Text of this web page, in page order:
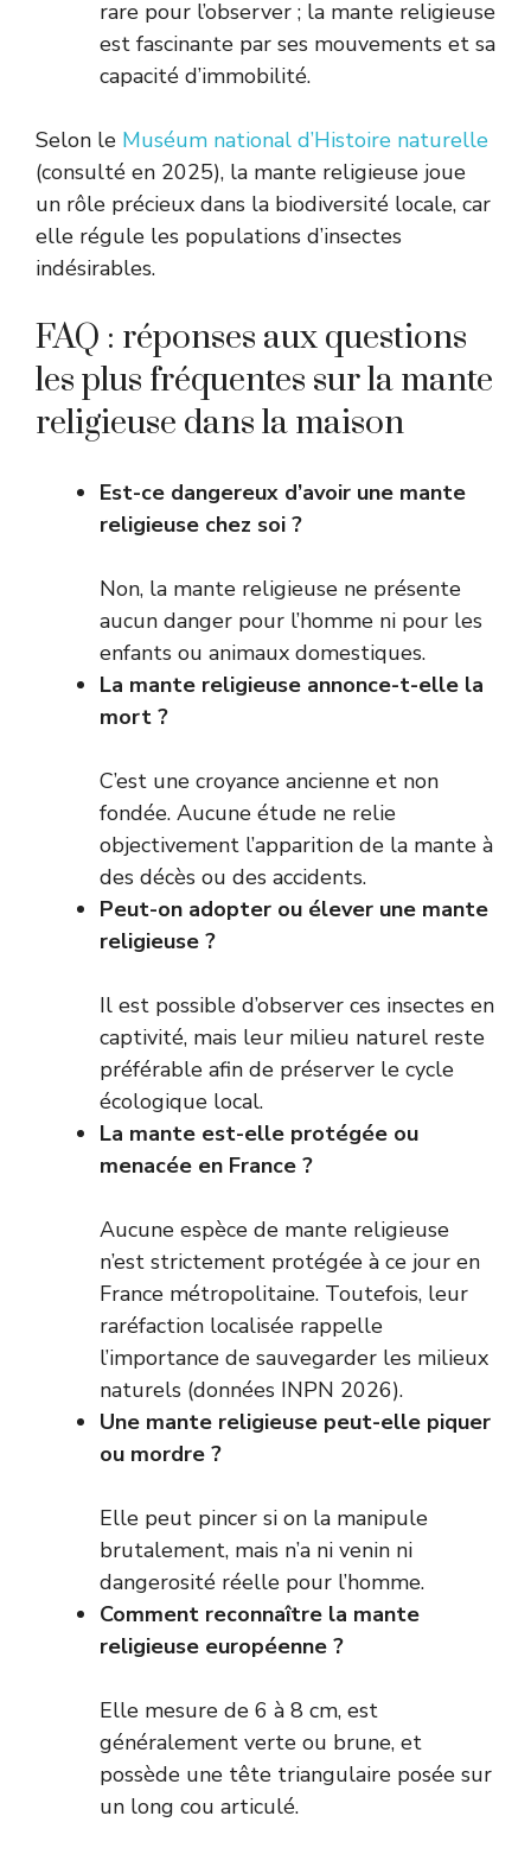
rare pour l’observer ; la mante religieuse
est fascinante par ses mouvements et sa
capacité d’immobilité.
Selon le Muséum national d’Histoire naturelle
(consulté en 2025), la mante religieuse joue
un rôle précieux dans la biodiversité locale, car
elle régule les populations d’insectes
indésirables.
FAQ : réponses aux questions
les plus fréquentes sur la mante
religieuse dans la maison
Est-ce dangereux d’avoir une mante
religieuse chez soi ?
Non, la mante religieuse ne présente
aucun danger pour l’homme ni pour les
enfants ou animaux domestiques.
La mante religieuse annonce-t-elle la
mort ?
C’est une croyance ancienne et non
fondée. Aucune étude ne relie
objectivement l’apparition de la mante à
des décès ou des accidents.
Peut-on adopter ou élever une mante
religieuse ?
Il est possible d’observer ces insectes en
captivité, mais leur milieu naturel reste
préférable afin de préserver le cycle
écologique local.
La mante est-elle protégée ou
menacée en France ?
Aucune espèce de mante religieuse
n’est strictement protégée à ce jour en
France métropolitaine. Toutefois, leur
raréfaction localisée rappelle
l’importance de sauvegarder les milieux
naturels (données INPN 2026).
Une mante religieuse peut-elle piquer
ou mordre ?
Elle peut pincer si on la manipule
brutalement, mais n’a ni venin ni
dangerosité réelle pour l’homme.
Comment reconnaître la mante
religieuse européenne ?
Elle mesure de 6 à 8 cm, est
généralement verte ou brune, et
possède une tête triangulaire posée sur
un long cou articulé.